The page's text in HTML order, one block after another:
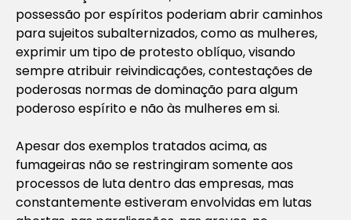
possessão por espíritos poderiam abrir caminhos
para sujeitos subalternizados, como as mulheres,
exprimir um tipo de protesto oblíquo, visando
sempre atribuir reivindicações, contestações de
poderosas normas de dominação para algum
poderoso espírito e não às mulheres em si.
Apesar dos exemplos tratados acima, as
fumageiras não se restringiram somente aos
processos de luta dentro das empresas, mas
constantemente estiveram envolvidas em lutas